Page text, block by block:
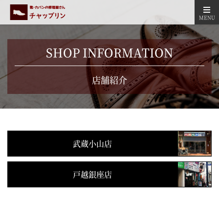
MENU
SHOP INFORMATION
店舗紹介
武蔵小山店
戸越銀座店